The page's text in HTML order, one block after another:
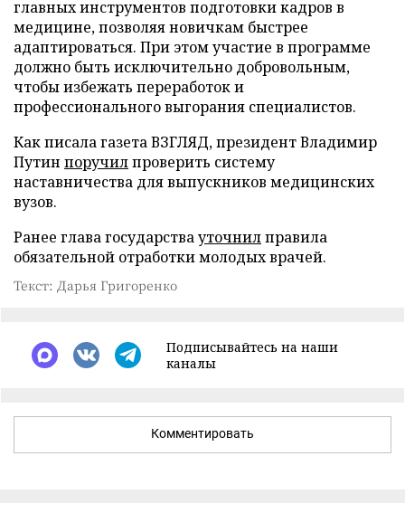
главных инструментов подготовки кадров в
медицине, позволяя новичкам быстрее
адаптироваться. При этом участие в программе
должно быть исключительно добровольным,
чтобы избежать переработок и
профессионального выгорания специалистов.
Как писала газета ВЗГЛЯД, президент Владимир
Путин поручилпроверить систему
наставничества для выпускников медицинских
вузов.
Ранее глава государствауточнилправила
обязательной отработки молодых врачей.
Текст: Дарья Григоренко
Подписывайтесь на наши
каналы
Комментировать